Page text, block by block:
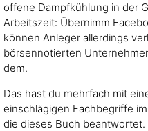
offene Dampfkühlung in der
Arbeitszeit: Übernimm
können Anleger allerdings
börsennotierten
dem.
Das hast du mehrfach mit
einschlägigen Fachbegriffe
die dieses Buch